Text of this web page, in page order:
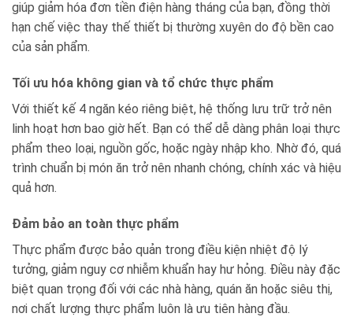
giúp giảm hóa đơn tiền điện hàng tháng của bạn, đồng thời
hạn chế việc thay thế thiết bị thường xuyên do độ bền cao
của sản phẩm.
Tối ưu hóa không gian và tổ chức thực phẩm
Với thiết kế 4 ngăn kéo riêng biệt, hệ thống lưu trữ trở nên
linh hoạt hơn bao giờ hết. Bạn có thể dễ dàng phân loại thực
phẩm theo loại, nguồn gốc, hoặc ngày nhập kho. Nhờ đó, quá
trình chuẩn bị món ăn trở nên nhanh chóng, chính xác và hiệu
quả hơn.
Đảm bảo an toàn thực phẩm
Thực phẩm được bảo quản trong điều kiện nhiệt độ lý
tưởng, giảm nguy cơ nhiễm khuẩn hay hư hỏng. Điều này đặc
biệt quan trọng đối với các nhà hàng, quán ăn hoặc siêu thị,
nơi chất lượng thực phẩm luôn là ưu tiên hàng đầu.